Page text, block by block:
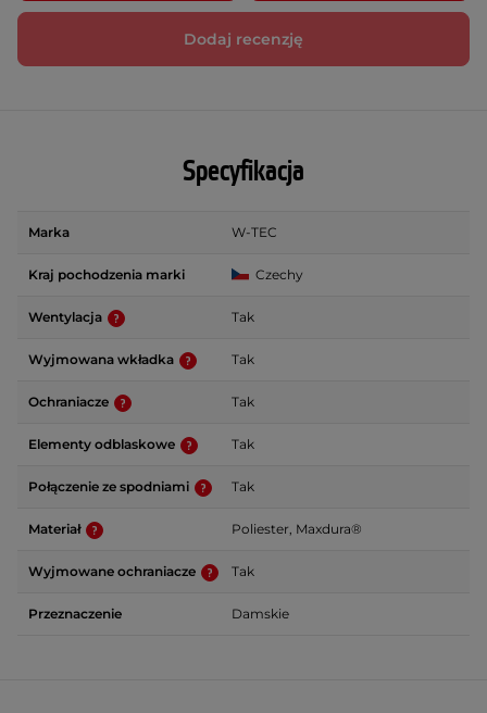
Dodaj recenzję
Specyfikacja
Marka W-TEC
Kraj pochodzenia marki Czechy
Wentylacja Tak
Wyjmowana wkładka Tak
Ochraniacze Tak
Elementy odblaskowe Tak
Połączenie ze spodniami Tak
Materiał Poliester, Maxdura®
Wyjmowane ochraniacze Tak
Przeznaczenie Damskie